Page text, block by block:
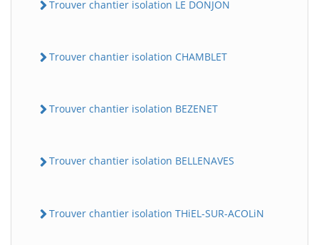
Trouver chantier isolation LE DONJON
Trouver chantier isolation CHAMBLET
Trouver chantier isolation BEZENET
Trouver chantier isolation BELLENAVES
Trouver chantier isolation THiEL-SUR-ACOLiN